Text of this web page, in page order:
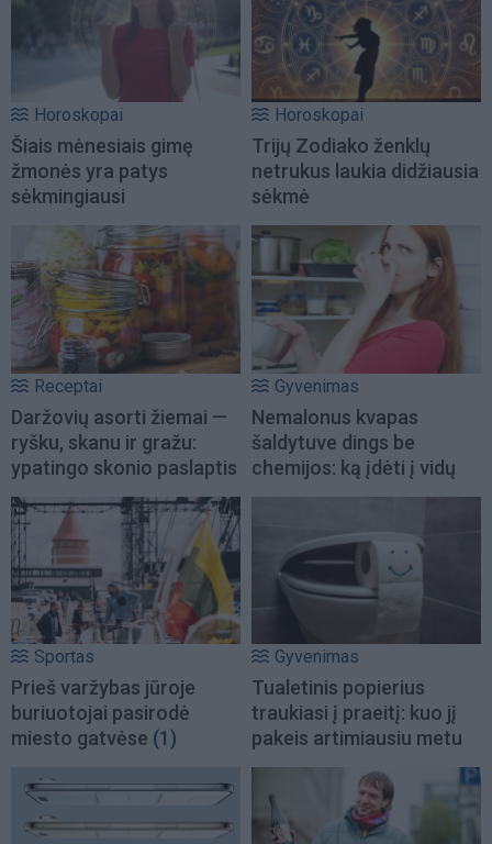
Horoskopai
Šiais mėnesiais gimę
žmonės yra patys
sėkmingiausi
Horoskopai
Trijų Zodiako ženklų
netrukus laukia didžiausia
sėkmė
Receptai
Daržovių asorti žiemai —
ryšku, skanu ir gražu:
ypatingo skonio paslaptis
Gyvenimas
Nemalonus kvapas
šaldytuve dings be
chemijos: ką įdėti į vidų
Sportas
Prieš varžybas jūroje
buriuotojai pasirodė
miesto gatvėse (1)
Gyvenimas
Tualetinis popierius
traukiasi į praeitį: kuo jį
pakeis artimiausiu metu